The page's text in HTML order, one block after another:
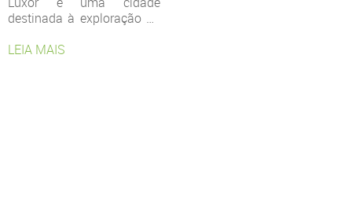
destinada à exploração do
egípcia.
LEIA MAIS